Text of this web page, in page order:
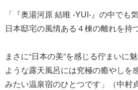
「『奥湯河原 結唯 -YUI-』の中でも
日本邸宅の風情ある４棟の離れを持
まさに“日本の美”を感じる佇まいに
ような露天風呂には究極の癒やしを
みたい温泉宿のひとつです」（中村